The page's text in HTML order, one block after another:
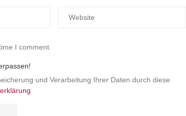
I comment.
und Verarbeitung Ihrer Daten durch diese